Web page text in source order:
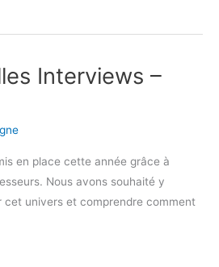
Interviews –
en place cette année grâce à
Nous avons souhaité y
cet univers et comprendre comment